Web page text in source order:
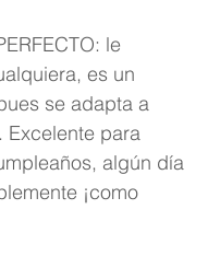
le
es un
se adapta a
Excelente para
algún día
¡como